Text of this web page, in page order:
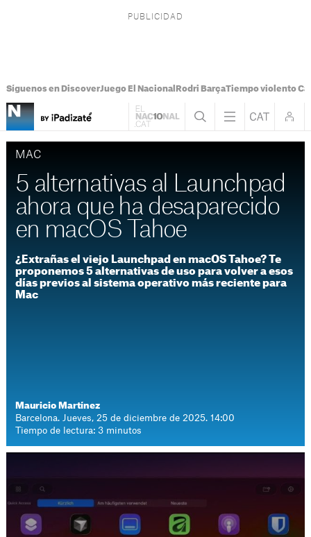
Síguenos en DiscoverJuego El Nacional Rodri BarçaTiempo violento
MAC
5 alternativas al Launchpad
ahora que ha desaparecido
en macOS Tahoe
¿Extrañas el viejo Launchpad en macOS Tahoe? Te
proponemos 5 alternativas de uso para volver a esos
días previos al sistema operativo más reciente para
Mac
Mauricio Martínez
Barcelona. Jueves, 25 de diciembre de 2025. 14:00
Tiempo de lectura: 3 minutos